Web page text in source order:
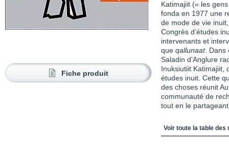
Fiche produit
Katimajiit (« les
fonda en 1977 une
de mode de vie
Congrès d’études
intervenants et
que qallu­naat. Dans
Saladin d’Anglure
Inuksiutiit Katimajiit,
études inuit. Cette
des choses réunit
communauté de
tout en le
Table des
Voir toute la table des